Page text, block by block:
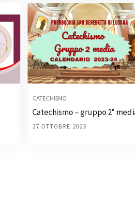
CATECHISMO
Catechismo – gruppo 2°
27 OTTOBRE 2023